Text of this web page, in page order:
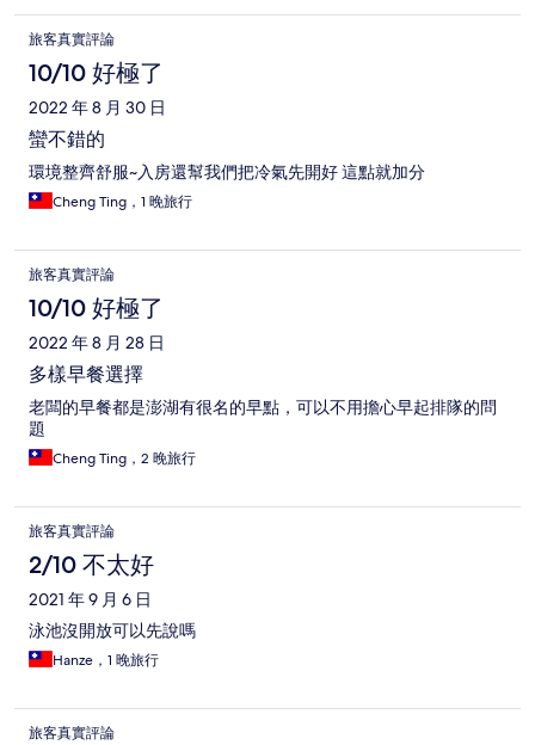
旅客真實評論
10/10 好極了
2022 年 8 月 30 日
蠻不錯的
環境整齊舒服~入房還幫我們把冷氣先開好 這點就加分
Cheng Ting，1 晚旅行
旅客真實評論
10/10 好極了
2022 年 8 月 28 日
多樣早餐選擇
老闆的早餐都是澎湖有很名的早點，可以不用擔心早起排隊的問
題
Cheng Ting，2 晚旅行
旅客真實評論
2/10 不太好
2021 年 9 月 6 日
泳池沒開放可以先說嗎
Hanze，1 晚旅行
旅客真實評論